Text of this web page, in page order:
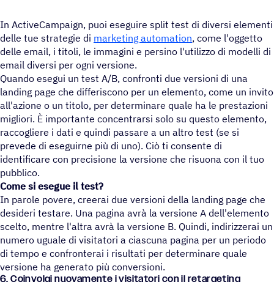
In ActiveCampaign, puoi eseguire split test di diversi elementi
delle tue strategie di marketing automation, come l'oggetto
delle email, i titoli, le immagini e persino l'utilizzo di modelli di
email diversi per ogni versione.
Quando esegui un test A/B, confronti due versioni di una
landing page che differiscono per un elemento, come un invito
all'azione o un titolo, per determinare quale ha le prestazioni
migliori. È importante concentrarsi solo su questo elemento,
raccogliere i dati e quindi passare a un altro test (se si
prevede di eseguirne più di uno). Ciò ti consente di
identificare con precisione la versione che risuona con il tuo
pubblico.
Come si esegue il test?
In parole povere, creerai due versioni della landing page che
desideri testare. Una pagina avrà la versione A dell'elemento
scelto, mentre l'altra avrà la versione B. Quindi, indirizzerai un
numero uguale di visitatori a ciascuna pagina per un periodo
di tempo e confronterai i risultati per determinare quale
versione ha generato più conversioni.
6. Coinvolgi nuovamente i visitatori con il retargeting